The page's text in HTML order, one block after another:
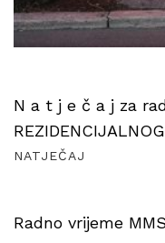
N a t j e č a j za
NATJEČAJ
Radno vrijeme